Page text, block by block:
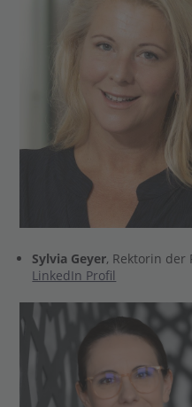
Sylvia Geyer, Rektorin der
LinkedIn Profil